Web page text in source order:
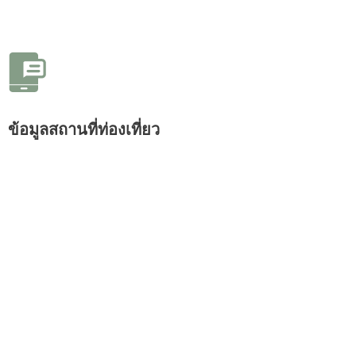
ข้อมูลสถานที่ท่องเที่ยว